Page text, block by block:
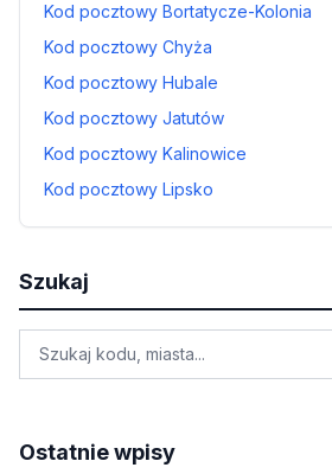
Kod pocztowy Bortatycze-Kolonia
Kod pocztowy Chyża
Kod pocztowy Hubale
Kod pocztowy Jatutów
Kod pocztowy Kalinowice
Kod pocztowy Lipsko
Szukaj
Ostatnie wpisy